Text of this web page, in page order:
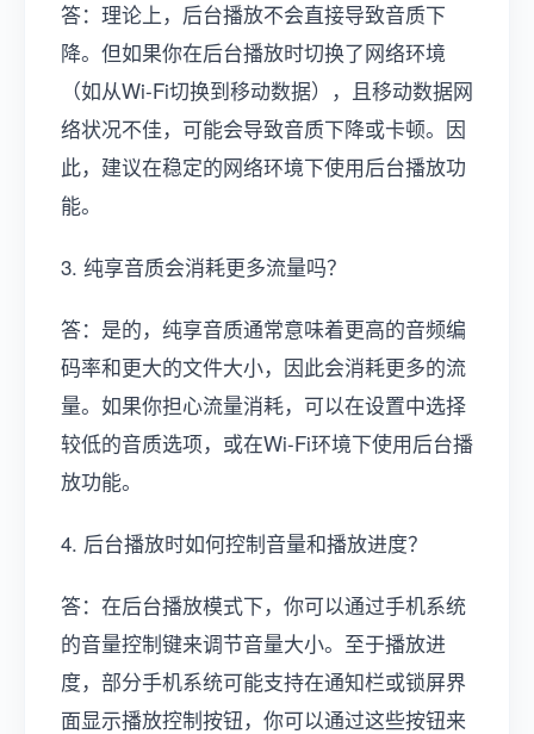
答：理论上，后台播放不会直接导致音质下
降。但如果你在后台播放时切换了网络环境
（如从Wi-Fi切换到移动数据），且移动数据网
络状况不佳，可能会导致音质下降或卡顿。因
此，建议在稳定的网络环境下使用后台播放功
能。
3. 纯享音质会消耗更多流量吗？
答：是的，纯享音质通常意味着更高的音频编
码率和更大的文件大小，因此会消耗更多的流
量。如果你担心流量消耗，可以在设置中选择
较低的音质选项，或在Wi-Fi环境下使用后台播
放功能。
4. 后台播放时如何控制音量和播放进度？
答：在后台播放模式下，你可以通过手机系统
的音量控制键来调节音量大小。至于播放进
度，部分手机系统可能支持在通知栏或锁屏界
面显示播放控制按钮，你可以通过这些按钮来